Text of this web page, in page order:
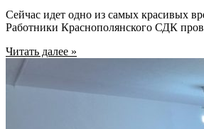
Сейчас идет одно из самых красивых
Работники Краснополянского СДК
Читать далее »